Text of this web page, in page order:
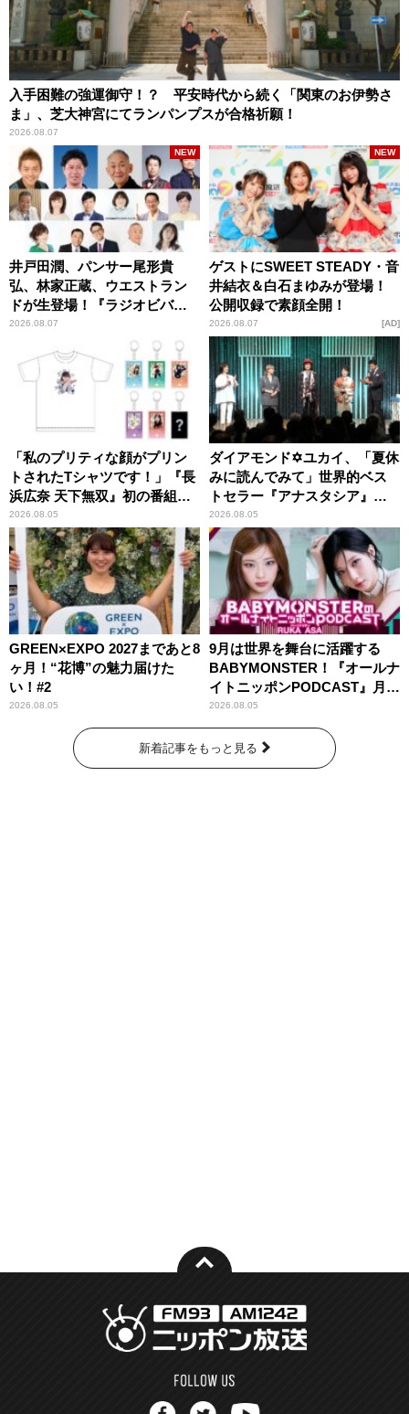
入手困難の強運御守！？ 平安時代から続く「関東のお伊勢さ
ま」、芝大神宮にてランパンプスが合格祈願！
2026.08.07
井戸田潤、パンサー尾形貴
弘、林家正蔵、ウエストラン
ドが生登場！『ラジオビバリ
ー昼ズ』
2026.08.07
NEW
ゲストにSWEET STEADY・音
井結衣＆白石まゆみが登場！
公開収録で素顔全開！
2026.08.07
NEW
AD
「私のプリティな顔がプリン
トされたTシャツです！」『長
浜広奈 天下無双』初の番組グ
ッズ発売
2026.08.05
ダイアモンド✡ユカイ、「夏休
みに読んでみて」世界的ベス
トセラー『アナスタシア』を
紹介
2026.08.05
GREEN×EXPO 2027まであと8
ヶ月！“花博”の魅力届けた
い！#2
2026.08.05
9月は世界を舞台に活躍する
BABYMONSTER！『オールナ
イトニッポンPODCAST』月替
わりパーソナリティ
2026.08.05
新着記事をもっと見る